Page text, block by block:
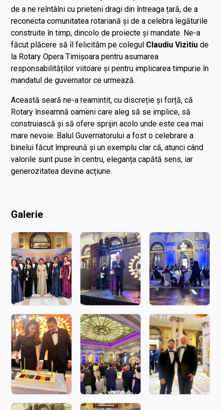
de a ne reîntâlni cu prieteni dragi din întreaga țară, de a
reconecta comunitatea rotariană și de a celebra legăturile
construite în timp, dincolo de proiecte și mandate. Ne-a
făcut plăcere să îl felicităm pe colegul Claudiu Vizitiu de
la Rotary Opera Timișoara pentru asumarea
responsabilităților viitoare și pentru implicarea timpurie în
mandatul de guvernator ce urmează.
Această seară ne-a reamintit, cu discreție și forță, că
Rotary înseamnă oameni care aleg să se implice, să
construiască și să ofere sprijin acolo unde este cea mai
mare nevoie. Balul Guvernatorului a fost o celebrare a
binelui făcut împreună și un exemplu clar că, atunci când
valorile sunt puse în centru, eleganța capătă sens, iar
generozitatea devine acțiune.
Galerie